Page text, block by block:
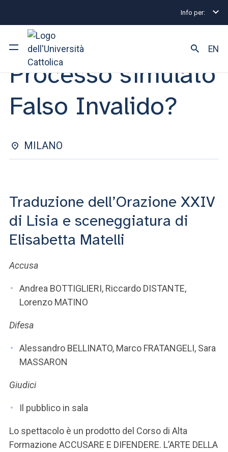
Info per:
Ateneo
Corsi di studio
Ricerca
Facoltà e campus
SEI UNO STUDENTE ISCRITTO?
EN
Eventi Milano Processo simulato Falso Invalido?
SPETTACOLO | 19 APRILE 2023
Processo simulato
Falso Invalido?
MILANO
Traduzione dell’Orazione XXIV
di Lisia e sceneggiatura di
Elisabetta Matelli
Accusa
Andrea BOTTIGLIERI, Riccardo DISTANTE,
Lorenzo MATINO
Difesa
Alessandro BELLINATO, Marco FRATANGELI, Sara
MASSARON
Giudici
Il pubblico in sala
Lo spettacolo è un prodotto del Corso di Alta
Formazione ACCUSARE E DIFENDERE. L’ARTE DELLA